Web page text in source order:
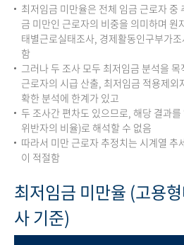
최저임금 미만율은 전체 임금 근로자 중
금 미만인 근로자의 비중을 의미하며 원
태별근로실태조사, 경제활동인구부가
함
그러나 두 조사 모두 최저임금 분석을
근로자의 시급 산출, 최저임금 적용제외
확한 분석에 한계가 있고
두 조사간 편차도 있으므로, 해당 결과를
위반자의 비율)로 해석할 수 없음
따라서 미만 근로자 추정치는 시계열 추
이 적절함
최저임금 미만율 (고용
사 기준)